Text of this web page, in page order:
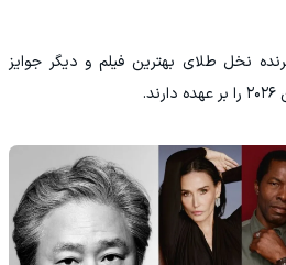
نخل طلای بهترین فیلم و دیگر جوایز